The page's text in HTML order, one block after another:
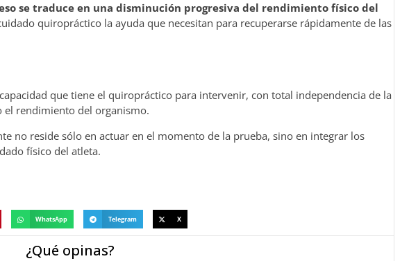
se traduce en una disminución progresiva del rendimiento físico del
quiropráctico la ayuda que necesitan para recuperarse rápidamente de las
que tiene el quiropráctico para intervenir, con total independencia de la
el rendimiento del organismo.
no reside sólo en actuar en el momento de la prueba, sino en integrar los
físico del atleta.
WhatsApp Telegram X
¿Qué opinas?